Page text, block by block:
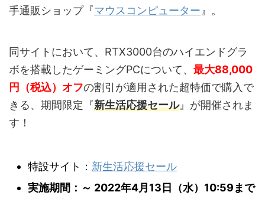
手通販ショップ『マウスコンピューター』。
同サイトにおいて、RTX3000台のハイエンドグラ
ボを搭載したゲーミングPCについて、 最大88,000
円（税込）オフの割引が適用された超特価で購入で
きる、期間限定『新生活応援セール』が開催されま
す！
特設サイト： 新生活応援セール
実施期間：～ 2022年4月13日（水）10:59まで